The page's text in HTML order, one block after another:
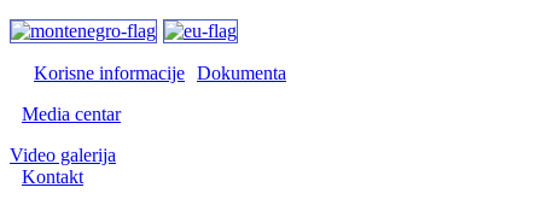
Korisne informacije Dokumenta
Media centar
Video galerija
Kontakt